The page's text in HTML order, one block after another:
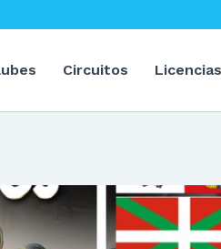
Circuitos Licencias